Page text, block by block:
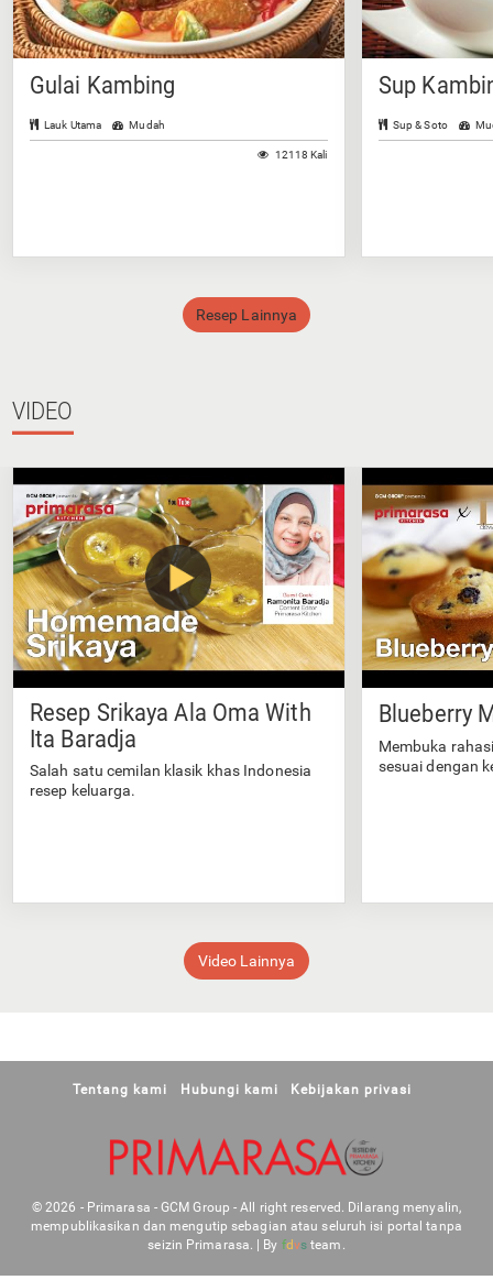
Gulai Kambing
Lauk Utama Mudah
12118 Kali
Sup
Sup & Soto
Resep Lainnya
VIDEO
Resep Srikaya Ala Oma With
Ita Baradja
Salah satu cemilan klasik khas Indonesia
resep keluarga.
Blueberry
Membuka
sesuai dengan
Video Lainnya
Tentang kami Hubungi kami Kebijakan privasi
© 2026 - Primarasa - GCM Group - All right reserved. Dilarang menyalin,
mempublikasikan dan mengutip sebagian atau seluruh isi portal tanpa
seizin Primarasa. | By fdvs team.